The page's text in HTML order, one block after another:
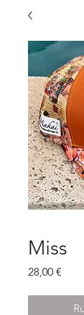
Miss
28,00 €